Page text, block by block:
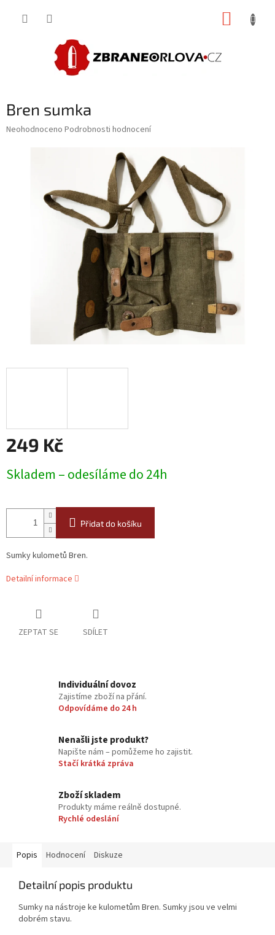
Bren sumka
Průměrné
Neohodnoceno Podrobnosti hodnocení
249 Kč
cena:
Skladem – odesíláme do 24h
Přidat do košíku
Sumky kulometů Bren.
Detailní informace
ZEPTAT SE SDÍLET
Individuální dovoz
Zajistíme zboží na přání.
Odpovídáme do 24 h
Nenašli jste produkt?
Napište nám – pomůžeme ho zajistit.
Stačí krátká zpráva
Zboží skladem
Produkty máme reálně dostupné.
Rychlé odeslání
Popis Hodnocení Diskuze
Detailní popis produktu
Sumky na nástroje ke kulometům Bren. Sumky jsou ve velmi
dobrém stavu.